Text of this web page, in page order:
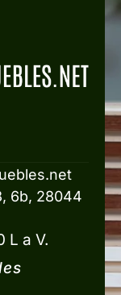
6b, 28044
L a V.